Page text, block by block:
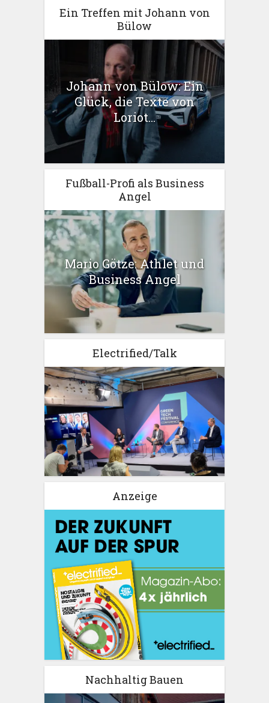
Ein Treffen mit Johann von
Bülow
Johann von Bülow: Ein
Glück, die Texte von
Loriot...
Fußball-Profi als Business
Angel
Mario Götze: Athlet und
Business Angel
Electrified/Talk
Anzeige
Nachhaltig Bauen